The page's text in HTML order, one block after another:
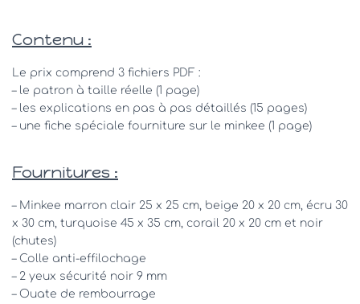
Contenu :
Le prix comprend 3 fichiers PDF :
– le patron à taille réelle (1 page)
– les explications en pas à pas détaillés (15 pages)
– une fiche spéciale fourniture sur le minkee (1 page)
Fournitures :
– Minkee marron clair 25 x 25 cm, beige 20 x 20 cm, écru 30
x 30 cm, turquoise 45 x 35 cm, corail 20 x 20 cm et noir
(chutes)
– Colle anti-effilochage
– 2 yeux sécurité noir 9 mm
– Ouate de rembourrage